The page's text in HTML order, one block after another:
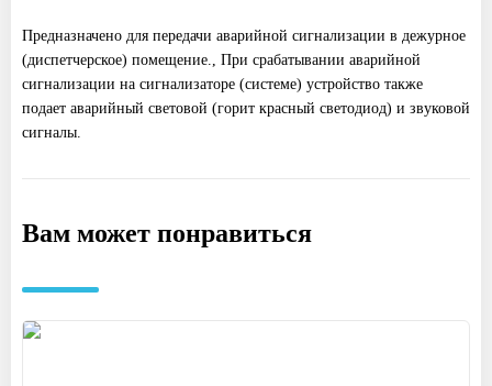
Предназначено для передачи аварийной сигнализации в дежурное
(диспетчерское) помещение., При срабатывании аварийной
сигнализации на сигнализаторе (системе) устройство также
подает аварийный световой (горит красный светодиод) и звуковой
сигналы.
Вам может понравиться